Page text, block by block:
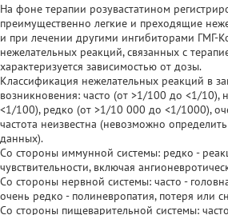
На фоне терапии розувастатином
преимущественно легкие и преходящие
и при лечении другими ингибиторами ГМГ-
нежелательных реакций, связанных с
характеризуется зависимостью от дозы.
Классификация нежелательных реакций в
возникновения: часто (от >1/100 до <1/10),
<1/100), редко (от >1/10 000 до <1/1000),
частота неизвестна (невозможно
данных).
Со стороны иммунной системы: редко -
чувствительности, включая
Со стороны нервной системы: часто -
очень редко - полиневропатия, потеря или
Со стороны пищеварительной системы: